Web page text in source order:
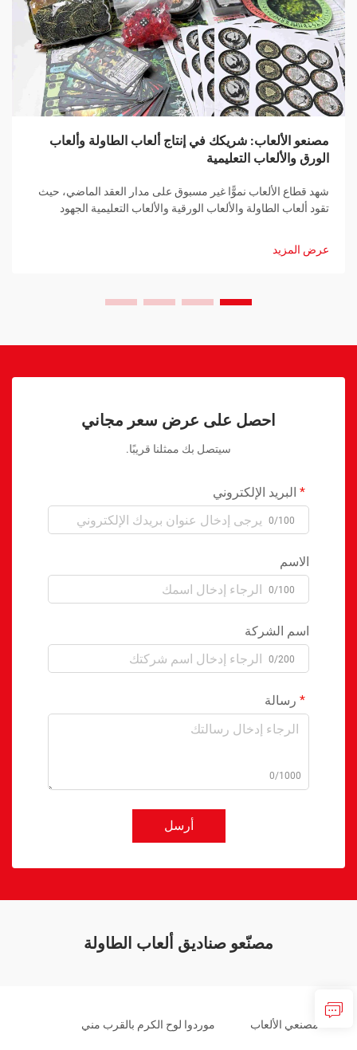
مصنعو الألعاب: شريكك في إنتاج ألعاب الطاولة وألعاب
الورق والألعاب التعليمية
شهد قطاع الألعاب نموًّا غير مسبوق على مدار العقد الماضي، حيث
تقود ألعاب الطاولة والألعاب الورقية والألعاب التعليمية الجهود
عرض المزيد
احصل على عرض سعر مجاني
سيتصل بك ممثلنا قريبًا.
البريد الإلكتروني
0/100
الاسم
0/100
اسم الشركة
0/200
رسالة
0/1000
أرسل
مصنّعو صناديق ألعاب الطاولة
مصنعي الألعاب موردوا لوح الكرم بالقرب مني